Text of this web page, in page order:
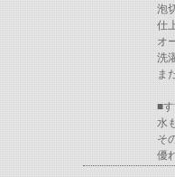
泡
仕
オ
洗
ま
■
水
そ
優